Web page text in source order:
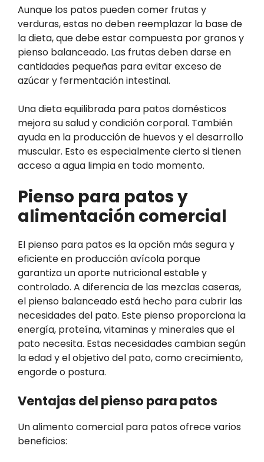
Aunque los patos pueden comer frutas y
verduras, estas no deben reemplazar la base de
la dieta, que debe estar compuesta por granos y
pienso balanceado. Las frutas deben darse en
cantidades pequeñas para evitar exceso de
azúcar y fermentación intestinal.
Una dieta equilibrada para patos domésticos
mejora su salud y condición corporal. También
ayuda en la producción de huevos y el desarrollo
muscular. Esto es especialmente cierto si tienen
acceso a agua limpia en todo momento.
Pienso para patos y
alimentación comercial
El pienso para patos es la opción más segura y
eficiente en producción avícola porque
garantiza un aporte nutricional estable y
controlado. A diferencia de las mezclas caseras,
el pienso balanceado está hecho para cubrir las
necesidades del pato. Este pienso proporciona la
energía, proteína, vitaminas y minerales que el
pato necesita. Estas necesidades cambian según
la edad y el objetivo del pato, como crecimiento,
engorde o postura.
Ventajas del pienso para patos
Un alimento comercial para patos ofrece varios
beneficios: